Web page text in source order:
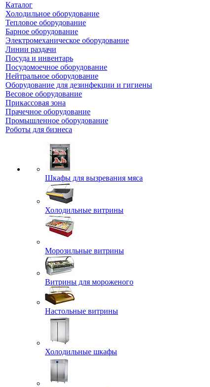
Каталог
Холодильное оборудование
Тепловое оборудование
Барное оборудование
Электромеханическое оборудование
Линии раздачи
Посуда и инвентарь
Посудомоечное оборудование
Нейтральное оборудование
Оборудование для дезинфекции и гигиены
Весовое оборудование
Прикассовая зона
Прачечное оборудование
Промышленное оборудование
Роботы для бизнеса
Шкафы для вызревания мяса
Холодильные витрины
Морозильные витрины
Витрины для мороженого
Настольные витрины
Холодильные шкафы